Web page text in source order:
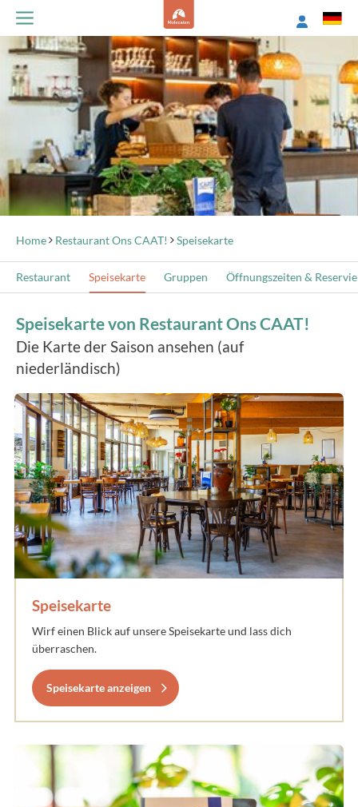
Home Restaurant Ons CAAT! Speisekarte
Restaurant Speisekarte Gruppen Öffnungszeiten &
Speisekarte von Restaurant Ons CAAT!
Die Karte der Saison ansehen (auf
niederländisch)
Speisekarte
Wirf einen Blick auf unsere Speisekarte und lass dich
überraschen.
Speisekarte anzeigen